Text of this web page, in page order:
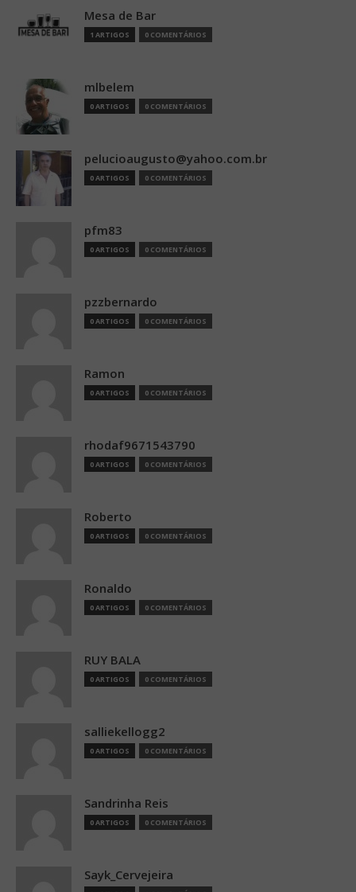
Mesa de Bar
1 ARTIGOS 0 COMENTÁRIOS
mlbelem
0 ARTIGOS 0 COMENTÁRIOS
pelucioaugusto@yahoo.com.br
0 ARTIGOS 0 COMENTÁRIOS
pfm83
0 ARTIGOS 0 COMENTÁRIOS
pzzbernardo
0 ARTIGOS 0 COMENTÁRIOS
Ramon
0 ARTIGOS 0 COMENTÁRIOS
rhodaf9671543790
0 ARTIGOS 0 COMENTÁRIOS
Roberto
0 ARTIGOS 0 COMENTÁRIOS
Ronaldo
0 ARTIGOS 0 COMENTÁRIOS
RUY BALA
0 ARTIGOS 0 COMENTÁRIOS
salliekellogg2
0 ARTIGOS 0 COMENTÁRIOS
Sandrinha Reis
0 ARTIGOS 0 COMENTÁRIOS
Sayk_Cervejeira